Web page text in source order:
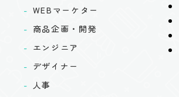
WEBマーケター
商品企画・開発
エンジニア
デザイナー
人事